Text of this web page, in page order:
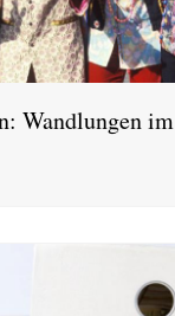
Wandlungen im